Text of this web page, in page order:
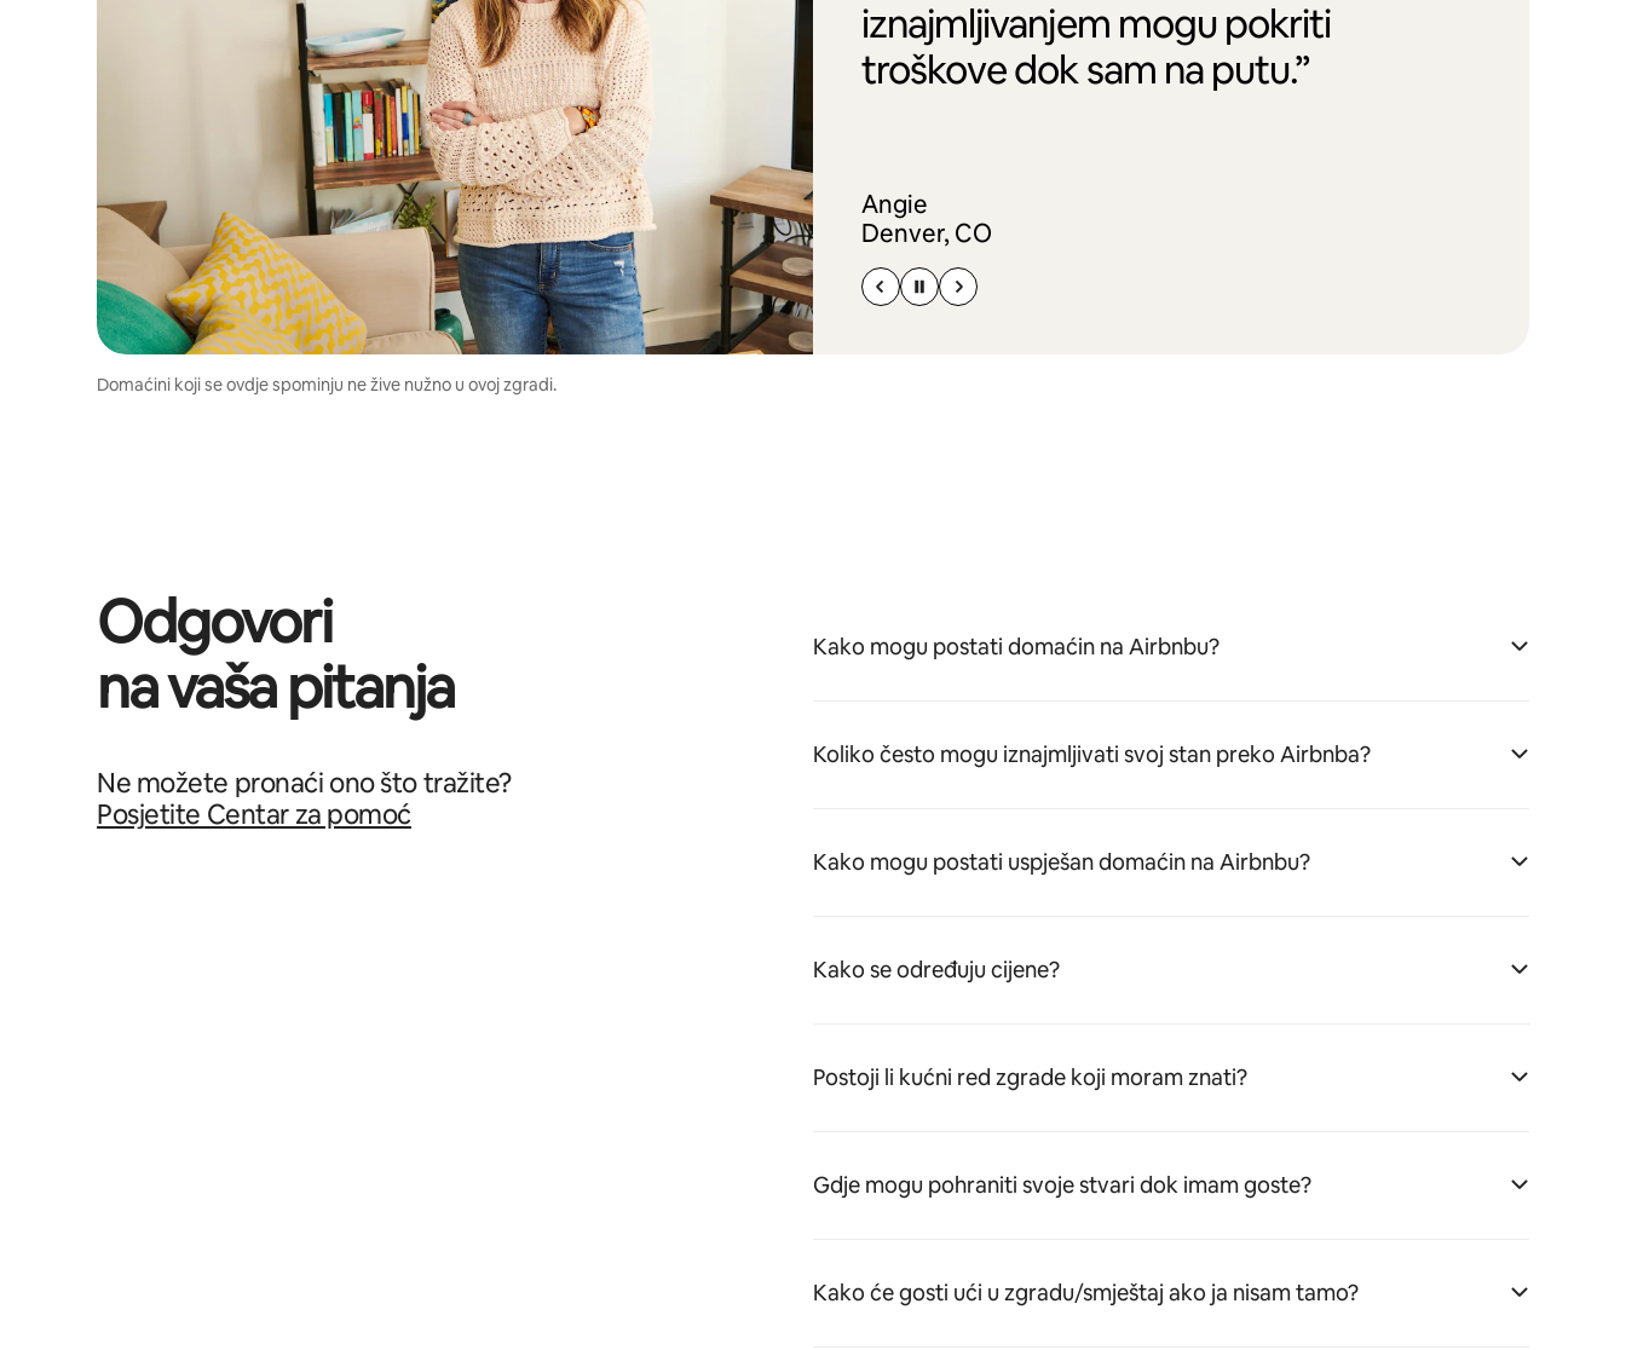
iznajmljivanjem mogu pokriti
troškove dok sam na putu.”
Angie
Denver, CO
Domaćini koji se ovdje spominju ne žive nužno u ovoj zgradi.
Odgovori
na vaša pitanja
Ne možete pronaći ono što tražite?
Posjetite Centar za pomoć
Kako mogu postati domaćin na Airbnbu?
Koliko često mogu iznajmljivati svoj stan preko Airbnba?
Kako mogu postati uspješan domaćin na Airbnbu?
Kako se određuju cijene?
Postoji li kućni red zgrade koji moram znati?
Gdje mogu pohraniti svoje stvari dok imam goste?
Kako će gosti ući u zgradu/smještaj ako ja nisam tamo?